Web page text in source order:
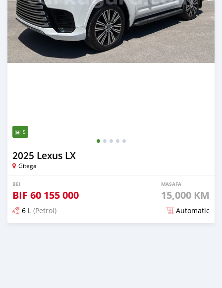
5
2025 Lexus LX
Gitega
BEI
BIF 60 155 000
MASAFA
15,000 KM
6 L (Petrol) Automatic